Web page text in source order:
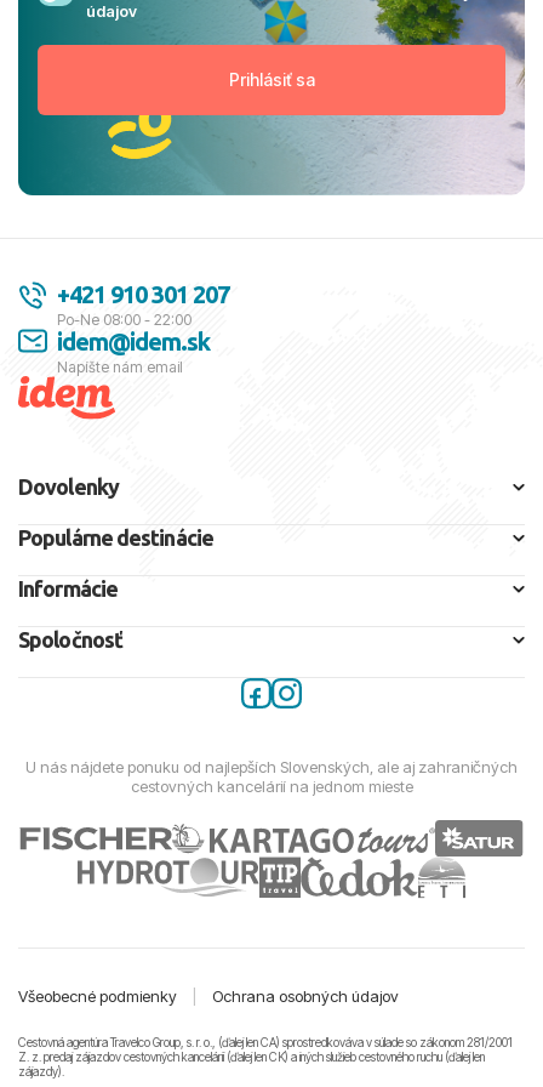
údajov
+421 910 301 207
Po-Ne 08:00 - 22:00
idem@idem.sk
Napíšte nám email
Dovolenky
Populárne destinácie
Informácie
Spoločnosť
U nás nájdete ponuku od najlepších Slovenských, ale aj zahraničných
cestovných kancelárií na jednom mieste
Všeobecné podmienky Ochrana osobných údajov
Cestovná agentúra Travelco Group, s. r. o., (ďalej len CA) sprostredkováva v súlade so zákonom 281/2001
Z. z. predaj zájazdov cestovných kancelárii (ďalej len CK) a iných služieb cestovného ruchu (ďalej len
zájazdy).